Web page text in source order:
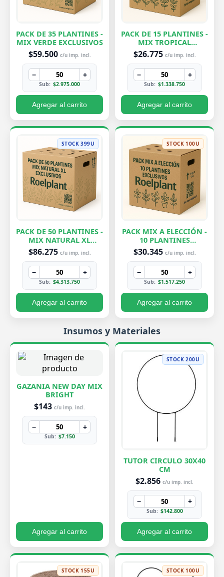
PACK DE 35 PLANTINES -
MIX VERDE EXCLUSIVOS
$59.500 c/u imp. incl.
− +
Sub: $2.975.000
Agregar al carrito
PACK DE 15 PLANTINES -
MIX TROPICAL
EXCLUSIVOS
$26.775 c/u imp. incl.
− +
Sub: $1.338.750
Agregar al carrito
STOCK 399U
PACK DE 50 PLANTINES -
MIX NATURAL XL
EXCLUSIVOS
$86.275 c/u imp. incl.
− +
Sub: $4.313.750
Agregar al carrito
STOCK 100U
PACK MIX A ELECCIÓN -
10 PLANTINES
EXCLUSIVOS
$30.345 c/u imp. incl.
− +
Sub: $1.517.250
Agregar al carrito
Insumos y Materiales
GAZANIA NEW DAY MIX
BRIGHT
$143 c/u imp. incl.
− +
Sub: $7.150
Agregar al carrito
STOCK 200U
TUTOR CIRCULO 30X40
CM
$2.856 c/u imp. incl.
− +
Sub: $142.800
Agregar al carrito
STOCK 155U STOCK 100U